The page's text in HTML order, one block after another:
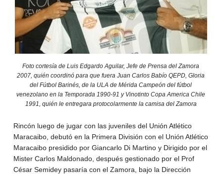
Foto cortesía de Luis Edgardo Aguilar, Jefe de Prensa del Zamora
2007, quién coordinó para que fuera Juan Carlos Babío QEPD, Gloria
del Fútbol Barinés, de la ULA de Mérida Campeón del fútbol
venezolano en la Temporada 1990-91 y Vinotinto Copa America Chile
1991, quién le entregara protocolarmente la camisa del Zamora
Rincón luego de jugar con las juveniles del Unión Atlético
Maracaibo, debutó en la Primera División con el Unión Atlético
Maracaibo presidido por Giancarlo Di Martino y Dirigido por el
Mister Carlos Maldonado, después gestionado por el Prof
César Semidey pasaría con el Zamora, bajo la Dirección